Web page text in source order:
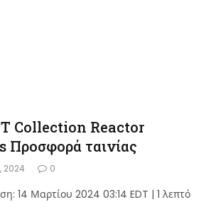
Collection Reactor
Προσφορά ταινίας
2024 0
14 Μαρτίου 2024 03:14 EDT | 1 λεπτό